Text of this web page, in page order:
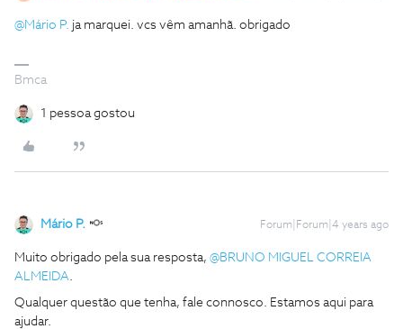
@Mário P. ja marquei. vcs vêm amanhã. obrigado
Bmca
1 pessoa gostou
Mário P. Forum|Forum|4 years ago
Muito obrigado pela sua resposta, @BRUNO MIGUEL CORREIA
ALMEIDA.
Qualquer questão que tenha, fale connosco. Estamos aqui para
ajudar.